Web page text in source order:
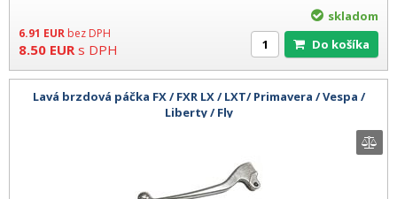
6.91 EUR bez DPH
8.50 EUR s DPH
skladom
Do košíka
Lavá brzdová páčka FX / FXR LX / LXT/ Primavera / Vespa /
Liberty / Fly